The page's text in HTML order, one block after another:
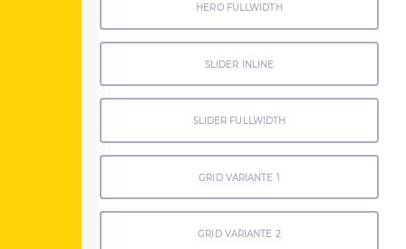
HERO FULLWIDTH
SLIDER INLINE
SLIDER FULLWIDTH
GRID VARIANTE 1
GRID VARIANTE 2